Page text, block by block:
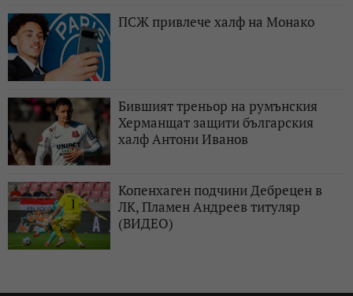
ПСЖ привлече халф на Монако
Бившият треньор на румънския
Херманщат защити българския
халф Антони Иванов
Копенхаген подчини Дебрецен в
ЛК, Пламен Андреев титуляр
(ВИДЕО)